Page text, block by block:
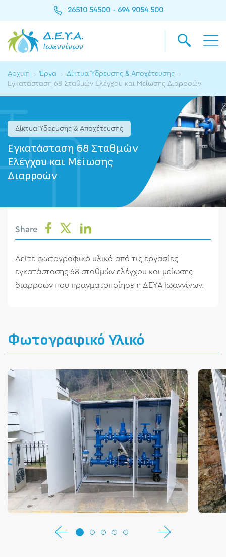
26510 54500 - 694 9054 500
Αρχική Έργα
Δίκτυα Ύδρευσης & Αποχέτευσης
Εγκατάσταση 68 Σταθμών Ελέγχου και Μείωσης Διαρροών
Δίκτυα Ύδρευσης & Αποχέτευσης
Εγκατάσταση 68 Σταθμών
Ελέγχου και Μείωσης
Διαρροών
Share
Δείτε φωτογραφικό υλικό από τις εργασίες
εγκατάστασης 68 σταθμών ελέγχου και μείωσης
διαρροών που πραγματοποίησε η ΔΕΥΑ Ιωαννίνων.
Φωτογραφικό Υλικό